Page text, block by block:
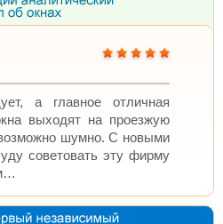
а главное отличная
выходят на проезжую
шумно. C новыми
советовать эту фирму